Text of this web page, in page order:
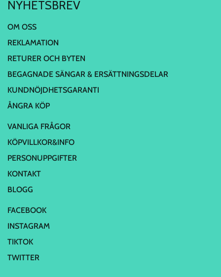
NYHETSBREV
OM OSS
REKLAMATION
RETURER OCH BYTEN
BEGAGNADE SÄNGAR & ERSÄTTNINGSDELAR
KUNDNÖJDHETSGARANTI
ÅNGRA KÖP
VANLIGA FRÅGOR
KÖPVILLKOR&INFO
PERSONUPPGIFTER
KONTAKT
BLOGG
FACEBOOK
INSTAGRAM
TIKTOK
TWITTER